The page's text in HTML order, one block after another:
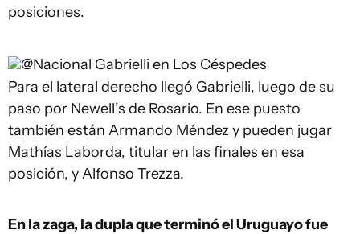
posiciones.
@Nacional Gabrielli en Los Céspedes
Para el lateral derecho llegó Gabrielli, luego de su
paso por Newell’s de Rosario. En ese puesto
también están Armando Méndez y pueden jugar
Mathías Laborda, titular en las finales en esa
posición, y Alfonso Trezza.
En la zaga, la dupla que terminó el Uruguayo fue